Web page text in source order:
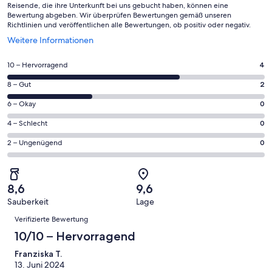
Reisende, die ihre Unterkunft bei uns gebucht haben, können eine
Bewertung abgeben. Wir überprüfen Bewertungen gemäß unseren
Richtlinien und veröffentlichen alle Bewertungen, ob positiv oder negativ.
Weitere Informationen
Wird
einem
neuen
Fenster
geöffnet
4
von
insgesamt
6
Gästebewertungen
haben
eine
Bewertung
von
10
-
Hervorragend
10 – Hervorragend 4
2
von
insgesamt
6
Gästebewertungen
haben
Bewertung
von
8
Gut
8 – Gut 2
0
von
insgesamt
6
Gästebewertungen
haben
eine
Bewertung
von
Okay
6 – Okay 0
0
von
insgesamt
Gästebewertungen
haben
eine
Bewertung
Schlecht
4 – Schlecht 0
0
von
insgesamt
6
Gästebewertungen
haben
eine
Bewertung
2 – Ungenügend 0
8,6
Sauberkeit
9,6
Lage
Bewertungen
Verifizierte Bewertung
10/10 – Hervorragend
Franziska T.
13. Juni 2024